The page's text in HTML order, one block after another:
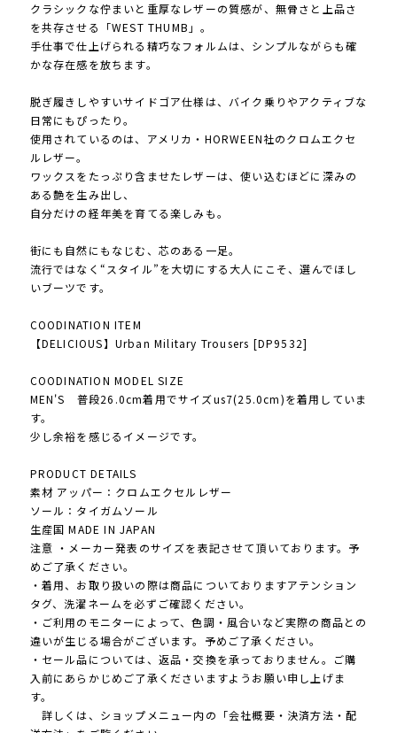
クラシックな佇まいと重厚なレザーの質感が、無骨さと上品さ
を共存させる「WEST THUMB」。
手仕事で仕上げられる精巧なフォルムは、シンプルながらも確
かな存在感を放ちます。
脱ぎ履きしやすいサイドゴア仕様は、バイク乗りやアクティブな
日常にもぴったり。
使用されているのは、アメリカ・HORWEEN社のクロムエクセ
ルレザー。
ワックスをたっぷり含ませたレザーは、使い込むほどに深みの
ある艶を生み出し、
自分だけの経年美を育てる楽しみも。
街にも自然にもなじむ、芯のある一足。
流行ではなく“スタイル”を大切にする大人にこそ、選んでほし
いブーツです。
COODINATION ITEM
【DELICIOUS】Urban Military Trousers [DP9532]
COODINATION MODEL SIZE
MEN'S 普段26.0cm着用でサイズus7(25.0cm)を着用していま
す。
少し余裕を感じるイメージです。
PRODUCT DETAILS
素材 アッパー：クロムエクセルレザー
ソール：タイガムソール
生産国 MADE IN JAPAN
注意 ・メーカー発表のサイズを表記させて頂いております。予
めご了承ください。
・着用、お取り扱いの際は商品についておりますアテンション
タグ、洗濯ネームを必ずご確認ください。
・ご利用のモニターによって、色調・風合いなど実際の商品との
違いが生じる場合がございます。予めご了承ください。
・セール品については、返品・交換を承っておりません。ご購
入前にあらかじめご了承くださいますようお願い申し上げま
す。
詳しくは、ショップメニュー内の「会社概要・決済方法・配